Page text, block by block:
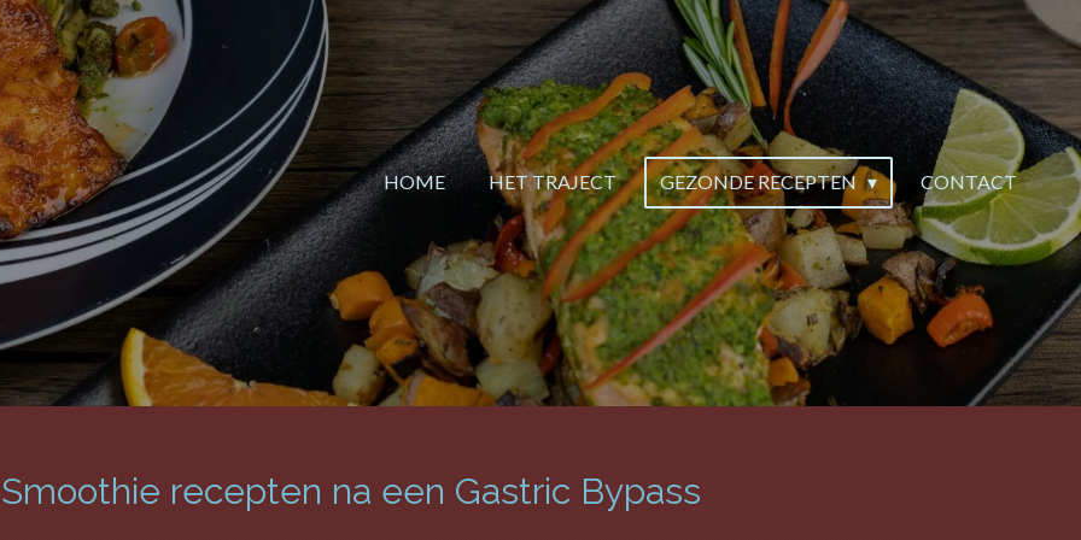
HOME HET TRAJECT GEZONDE RECEPTEN CONTACT
recepten na een Gastric Bypass